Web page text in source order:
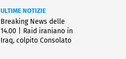
ULTIME NOTIZIE
Breaking News delle
14.00 | Raid iraniano in
Iraq, colpito Consolato